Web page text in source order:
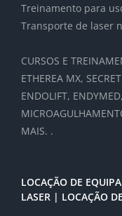
Treinamento para
Transporte de laser
CURSOS E
ETHEREA MX,
ENDOLIFT,
MAIS. .
LOCAÇÃO DE
LASER | LOCAÇÃO